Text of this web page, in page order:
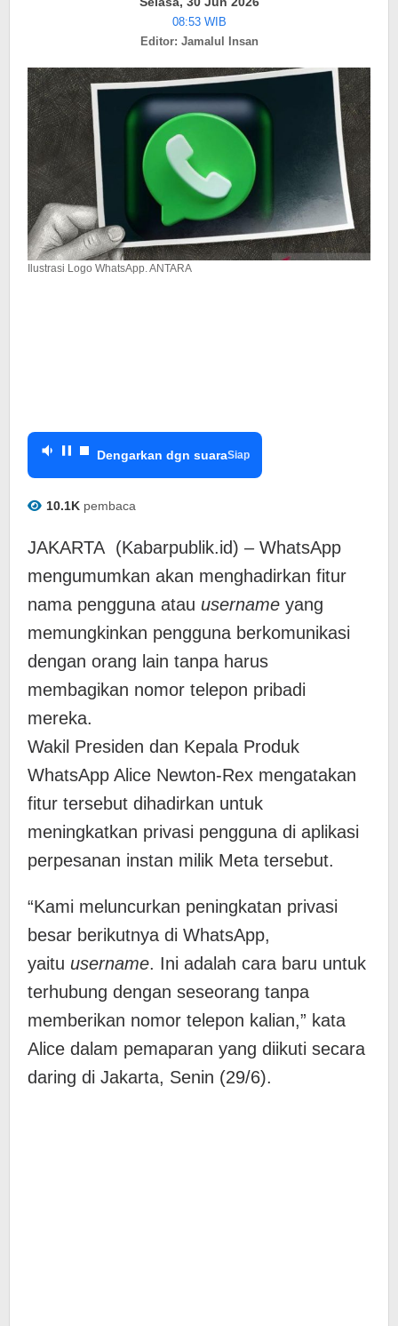
Lagi
Bagikan
HP
08:53 WIB
Editor: Jamalul Insan
Ilustrasi Logo WhatsApp. ANTARA
Dengarkan dgn suaraSiap
10.1K pembaca
JAKARTA (Kabarpublik.id) – WhatsApp
mengumumkan akan menghadirkan fitur
nama pengguna atau username yang
memungkinkan pengguna berkomunikasi
dengan orang lain tanpa harus
membagikan nomor telepon pribadi
mereka.
Wakil Presiden dan Kepala Produk
WhatsApp Alice Newton-Rex mengatakan
fitur tersebut dihadirkan untuk
meningkatkan privasi pengguna di aplikasi
perpesanan instan milik Meta tersebut.
“Kami meluncurkan peningkatan privasi
besar berikutnya di WhatsApp,
yaitu username. Ini adalah cara baru untuk
terhubung dengan seseorang tanpa
memberikan nomor telepon kalian,” kata
Alice dalam pemaparan yang diikuti secara
daring di Jakarta, Senin (29/6).